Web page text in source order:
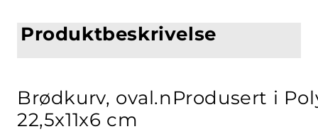
Produktbeskrivelse
Brødkurv, oval.nProdusert i
22,5x11x6 cm